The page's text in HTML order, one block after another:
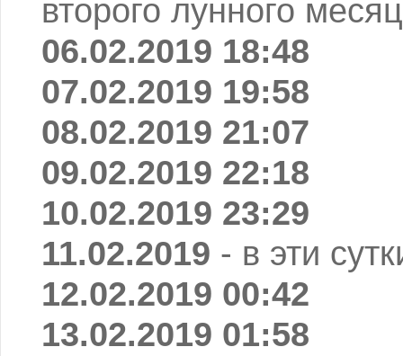
второго лунного
06.02.2019 18:48
07.02.2019 19:58
08.02.2019 21:07
09.02.2019 22:18
10.02.2019 23:29
11.02.2019 - в эти
12.02.2019 00:42
13.02.2019 01:58